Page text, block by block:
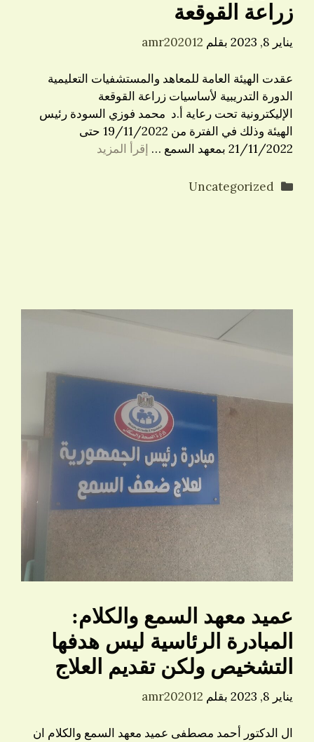
زراعة القوقعة
يناير 8, 2023 بقلم amr202012
عقدت الهيئة العامة للمعاهد والمستشفيات التعليمية
الدورة التدريبية لأساسيات زراعة القوقعة
الإليكترونية تحت رعاية أ.د محمد فوزي السودة رئيس
الهيئة وذلك في الفترة من 19/11/2022 حتى
21/11/2022 بمعهد السمع …
إقرأ المزيد
التصنيفات
Uncategorized
عميد معهد السمع والكلام:
المبادرة الرئاسية ليس هدفها
التشخيص ولكن تقديم العلاج
يناير 8, 2023 بقلم amr202012
ال الدكتور أحمد مصطفى عميد معهد السمع والكلام ان